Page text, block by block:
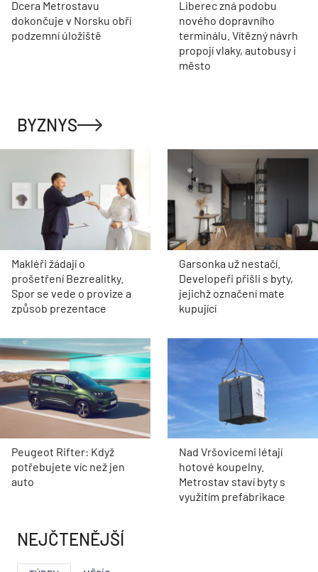
Dcera Metrostavu
dokončuje v Norsku obří
podzemní úložiště
Liberec zná podobu
nového dopravního
terminálu. Vítězný návrh
propojí vlaky, autobusy i
město
BYZNYS
Makléři žádají o
prošetření Bezrealitky.
Spor se vede o provize a
způsob prezentace
Garsonka už nestačí.
Developeři přišli s byty,
jejichž označení mate
kupující
Peugeot Rifter: Když
potřebujete víc než jen
auto
Nad Vršovicemi létají
hotové koupelny.
Metrostav staví byty s
využitím prefabrikace
NEJČTENĚJŠÍ